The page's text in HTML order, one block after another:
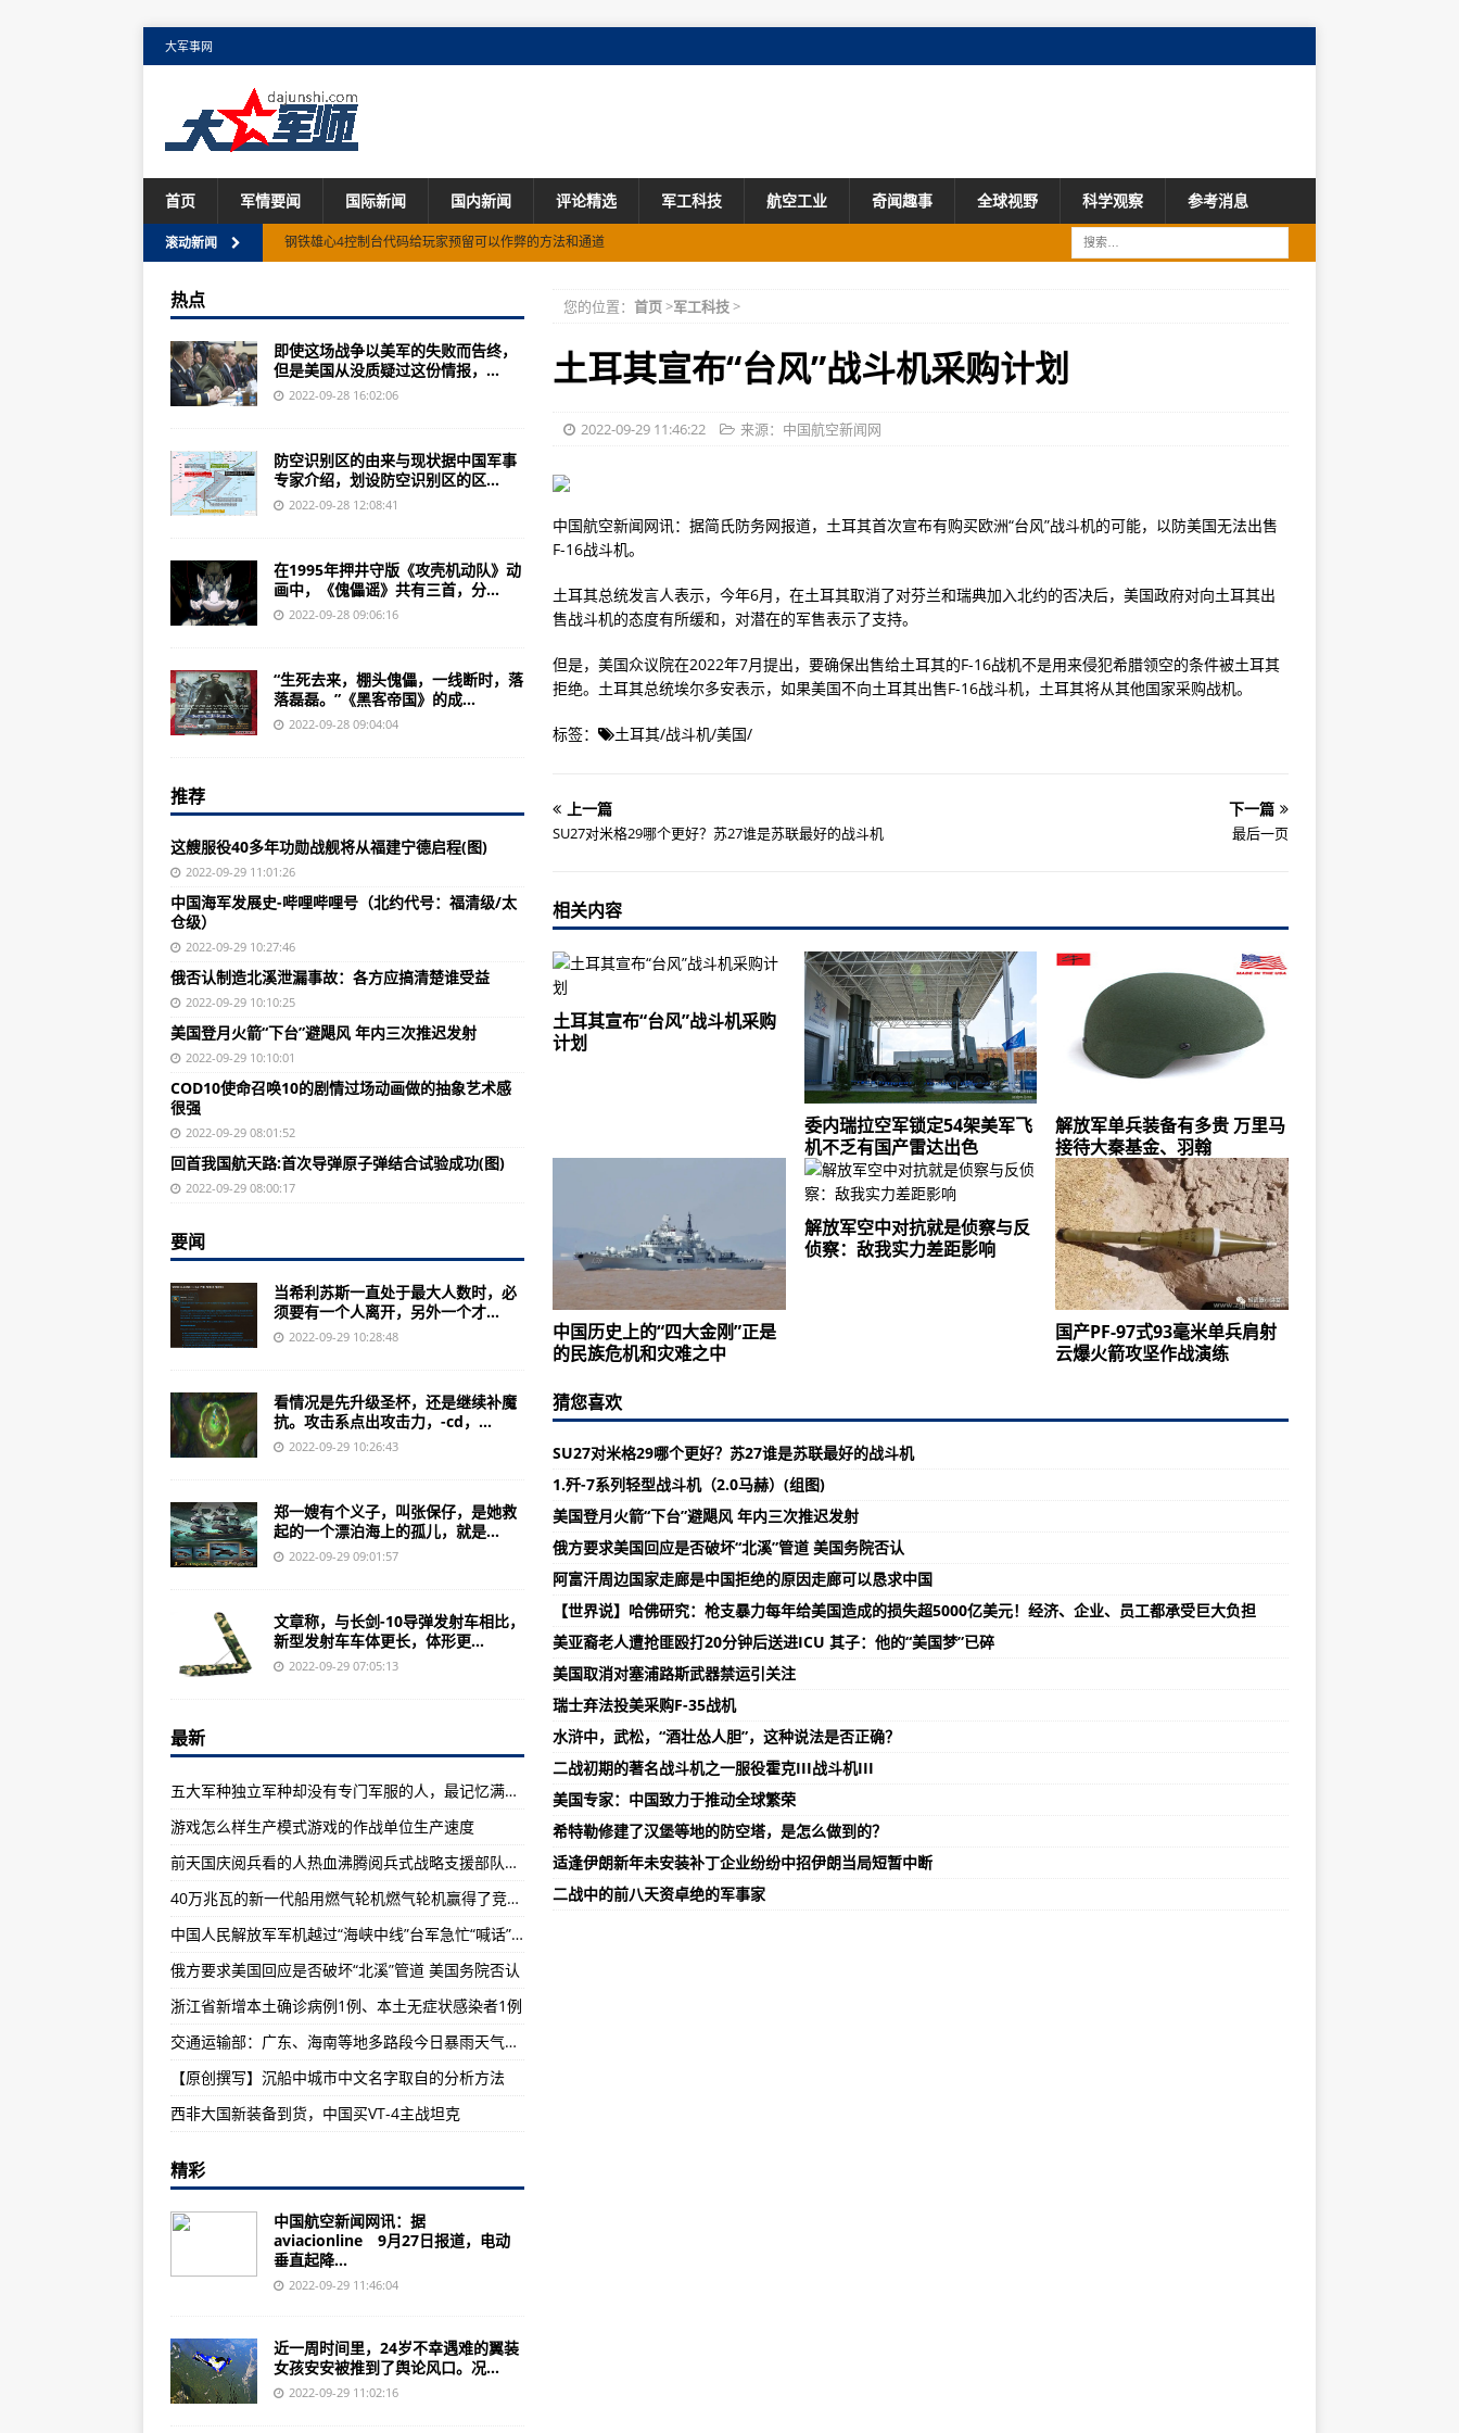
大军事网
首页 军情要闻 国际新闻 国内新闻 评论精选 军工科技 航空工业 奇闻趣事 全球视野 科学观察 参考消息
滚动新闻
五大军种独立军种却没有专门军服的人，最记忆满满的
一个：尊重她对梦想对冒险的追求(图)
游戏怎么样生产模式游戏的作战单位生产速度
前天国庆阅兵看的人热血沸腾阅兵式战略支援部队方队中有一位
40万兆瓦的新一代船用燃气轮机燃气轮机赢得了竞标，这意味着什么？
这艘服役40多年功勋战舰将从福建宁德启程(图)
SU27对米格29哪个更好？苏27谁是苏联最好的战斗机
中国人民解放军军机越过“海峡中线”台军急忙“喊话”直白
韩与美国启动2019年下半年联合军事演习军演(组图)
1.歼-7系列轻型战斗机（2.0马赫）(组图)
朝鲜四地向东部海域发射8枚短程弹道导弹(图)
委内瑞拉空军锁定54架美军飞机不乏有国产雷达出色表现
【舆情法治】你听说过极限运动吗？你身边有没有极限运动？
打妖姬，你贱一点就加，他要打你就w自己
中国核潜艇骗了全世界曝光真实战力警醒美国中国部队
俄否认制造“北溪”管道泄漏事故 欧盟认为事故是蓄意破坏导致
俄否认制造北溪泄漏事故：各方应搞清楚谁受益
中国大使在人权理事会发言敦促美国、英国等西方国家反省殖民主义历史原罪
美股开盘小幅波动：银行股普跌，苹果跌近3%
美国登月火箭“下台”避飓风 年内三次推迟发射
俄称打击乌多地目标 乌称打击俄据点
俄方要求美国回应是否破坏“北溪”管道 美国务院否认
浙江省新增本土确诊病例1例、本土无症状感染者1例
9月28日0-24时，江西省新增本土无症状感染者4例
贵州新增确诊病例38例，新增无症状感染者58例
9月28日陕西新增1例本土确诊病例 新增4例本土无症状感染者
国之重器和老牌王者阿帕奇相比谁能更胜一筹？
九大海盗王中有一名中国女性，叫秦氏，但她不姓秦
【原创撰写】沉船中城市中文名字取自的分析方法
女大学生参与翼装飞行失联曾在国外经过系统的翼装飞行
COD10使命召唤10的剧情过场动画做的抽象艺术感很强
印度留学生领袖致谢中国公民：排队等待撤离的中国人
还要对抗中国？澳大利亚核潜艇之路全被堵死了(图)
解放军单兵装备有多贵 万里马接待大秦基金、羽翰资产等机构调研
西非大国新装备到货，中国买VT-4主战坦克
台F-5E战机擦撞致1死1伤另一人
中国历史上的“四大金刚”正是的民族危机和灾难之中
阿富汗周边国家走廊是中国拒绝的原因走廊可以恳求中国
台空军多批次战斗机拦截发动机声响彻夜空(图)
回首我国航天路:首次导弹原子弹结合试验成功(图)
土耳其宣布“台风”战斗机采购计划
Vertical Aerospace公司VX4 eVTOL完成首飞
钢铁雄心4控制台代码给玩家预留可以作弊的方法和通道
您的位置： 首页>军工科技>
土耳其宣布“台风”战斗机采购计划
2022-09-29 11:46:22 来源：中国航空新闻网
中国航空新闻网讯：据简氏防务网报道，土耳其首次宣布有购买欧洲“台风”战斗机的可能，以防美国无法出售
F-16战斗机。
土耳其总统发言人表示，今年6月，在土耳其取消了对芬兰和瑞典加入北约的否决后，美国政府对向土耳其出
售战斗机的态度有所缓和，对潜在的军售表示了支持。
但是，美国众议院在2022年7月提出，要确保出售给土耳其的F-16战机不是用来侵犯希腊领空的条件被土耳其
拒绝。土耳其总统埃尔多安表示，如果美国不向土耳其出售F-16战斗机，土耳其将从其他国家采购战机。
标签： 土耳其/战斗机/美国/
上一篇
SU27对米格29哪个更好？苏27谁是苏联最好的战斗机
下一篇
最后一页
相关内容
土耳其宣布“台风”战斗机采购
计划
委内瑞拉空军锁定54架美军飞
机不乏有国产雷达出色
解放军单兵装备有多贵 万里马
接待大秦基金、羽翰
中国历史上的“四大金刚”正是
的民族危机和灾难之中
解放军空中对抗就是侦察与反
侦察：敌我实力差距影响
国产PF-97式93毫米单兵肩射
云爆火箭攻坚作战演练
猜您喜欢
SU27对米格29哪个更好？苏27谁是苏联最好的战斗机
1.歼-7系列轻型战斗机（2.0马赫）(组图)
美国登月火箭“下台”避飓风 年内三次推迟发射
俄方要求美国回应是否破坏“北溪”管道 美国务院否认
阿富汗周边国家走廊是中国拒绝的原因走廊可以恳求中国
【世界说】哈佛研究：枪支暴力每年给美国造成的损失超5000亿美元！经济、企业、员工都承受巨大负担
美亚裔老人遭抢匪殴打20分钟后送进ICU 其子：他的“美国梦”已碎
美国取消对塞浦路斯武器禁运引关注
瑞士弃法投美采购F-35战机
水浒中，武松，“酒壮怂人胆”，这种说法是否正确？
二战初期的著名战斗机之一服役霍克III战斗机III
美国专家：中国致力于推动全球繁荣
希特勒修建了汉堡等地的防空塔，是怎么做到的？
适逢伊朗新年未安装补丁企业纷纷中招伊朗当局短暂中断
二战中的前八天资卓绝的军事家
热点
即使这场战争以美军的失败而告终，
但是美国从没质疑过这份情报，...
2022-09-28 16:02:06
防空识别区的由来与现状据中国军事
专家介绍，划设防空识别区的区...
2022-09-28 12:08:41
在1995年押井守版《攻壳机动队》动
画中，《傀儡谣》共有三首，分...
2022-09-28 09:06:16
“生死去来，棚头傀儡，一线断时，落
落磊磊。”《黑客帝国》的成...
2022-09-28 09:04:04
推荐
这艘服役40多年功勋战舰将从福建宁德启程(图)
2022-09-29 11:01:26
中国海军发展史-哔哩哔哩号（北约代号：福清级/太
仓级）
2022-09-29 10:27:46
俄否认制造北溪泄漏事故：各方应搞清楚谁受益
2022-09-29 10:10:25
美国登月火箭“下台”避飓风 年内三次推迟发射
2022-09-29 10:10:01
COD10使命召唤10的剧情过场动画做的抽象艺术感
很强
2022-09-29 08:01:52
回首我国航天路:首次导弹原子弹结合试验成功(图)
2022-09-29 08:00:17
要闻
当希利苏斯一直处于最大人数时，必
须要有一个人离开，另外一个才...
2022-09-29 10:28:48
看情况是先升级圣杯，还是继续补魔
抗。攻击系点出攻击力，-cd，...
2022-09-29 10:26:43
郑一嫂有个义子，叫张保仔，是她救
起的一个漂泊海上的孤儿，就是...
2022-09-29 09:01:57
文章称，与长剑-10导弹发射车相比，
新型发射车车体更长，体形更...
2022-09-29 07:05:13
最新
五大军种独立军种却没有专门军服的人，最记忆满满的
游戏怎么样生产模式游戏的作战单位生产速度
前天国庆阅兵看的人热血沸腾阅兵式战略支援部队方队中有一位
40万兆瓦的新一代船用燃气轮机燃气轮机赢得了竞标，这意味着什么？
中国人民解放军军机越过“海峡中线”台军急忙“喊话”直白
俄方要求美国回应是否破坏“北溪”管道 美国务院否认
浙江省新增本土确诊病例1例、本土无症状感染者1例
交通运输部：广东、海南等地多路段今日暴雨天气影响出行
【原创撰写】沉船中城市中文名字取自的分析方法
西非大国新装备到货，中国买VT-4主战坦克
精彩
中国航空新闻网讯：据
aviacionline 9月27日报道，电动
垂直起降...
2022-09-29 11:46:04
近一周时间里，24岁不幸遇难的翼装
女孩安安被推到了舆论风口。况...
2022-09-29 11:02:16